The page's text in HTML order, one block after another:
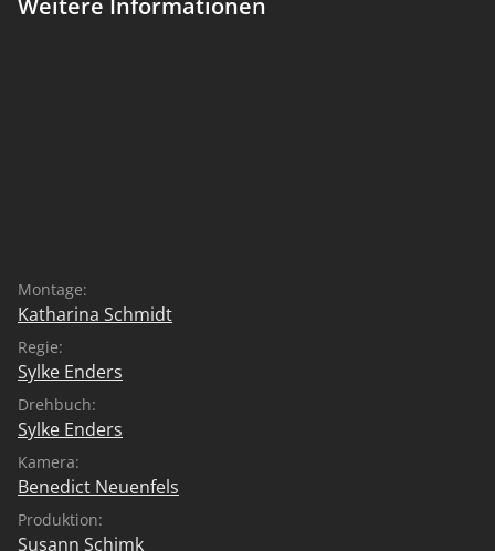
der Zufall den finnischen Flughafen-Ingenieur Leif (Jani
Montage:
Katharina Schmidt
Regie:
Sylke Enders
Drehbuch:
Sylke Enders
Kamera:
Benedict Neuenfels
Produktion:
Susann Schimk